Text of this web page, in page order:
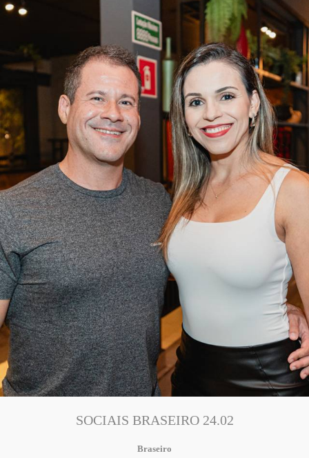
SOCIAIS BRASEIRO 24.02
Braseiro